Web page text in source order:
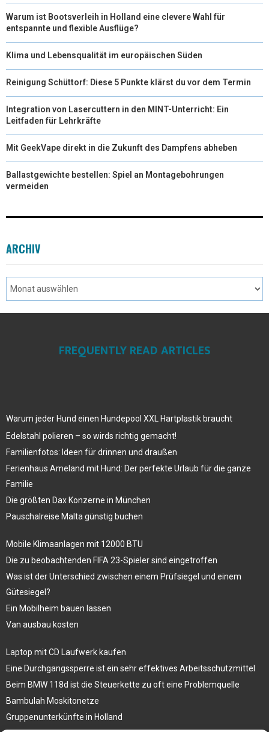
Warum ist Bootsverleih in Holland eine clevere Wahl für
entspannte und flexible Ausflüge?
Klima und Lebensqualität im europäischen Süden
Reinigung Schüttorf: Diese 5 Punkte klärst du vor dem Termin
Integration von Lasercuttern in den MINT-Unterricht: Ein
Leitfaden für Lehrkräfte
Mit GeekVape direkt in die Zukunft des Dampfens abheben
Ballastgewichte bestellen: Spiel an Montagebohrungen
vermeiden
ARCHIV
FREQUENTLY READ ARTICLES
Warum jeder Hund einen Hundepool XXL Hartplastik braucht
Edelstahl polieren – so wirds richtig gemacht!
Familienfotos: Ideen für drinnen und draußen
Ferienhaus Ameland mit Hund: Der perfekte Urlaub für die ganze
Familie
Die größten Dax Konzerne in München
Pauschalreise Malta günstig buchen
Mobile Klimaanlagen mit 12000 BTU
Die zu beobachtenden FIFA 23-Spieler sind eingetroffen
Was ist der Unterschied zwischen einem Prüfsiegel und einem
Gütesiegel?
Ein Mobilheim bauen lassen
Van ausbau kosten
Laptop mit CD Laufwerk kaufen
Eine Durchgangssperre ist ein sehr effektives Arbeitsschutzmittel
Beim BMW 118d ist die Steuerkette zu oft eine Problemquelle
Bambulah Moskitonetze
Gruppenunterkünfte in Holland